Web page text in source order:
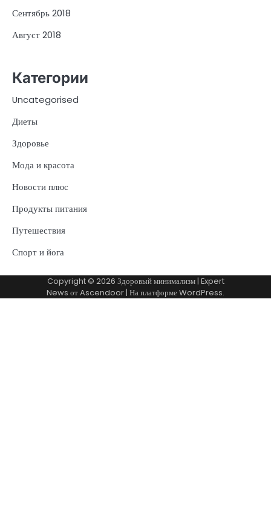
Сентябрь 2018
Август 2018
Категории
Uncategorised
Диеты
Здоровье
Мода и красота
Новости плюс
Продукты питания
Путешествия
Спорт и йога
Copyright © 2026 Здоровый минимализм| Expert
News отAscendoor| На платформеWordPress.